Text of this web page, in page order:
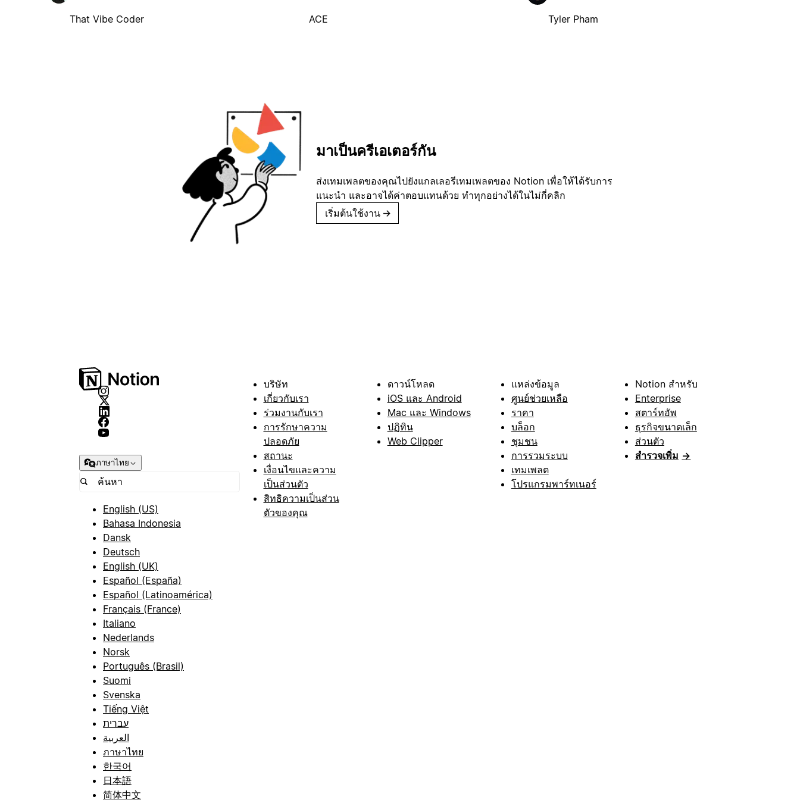
That Vibe Coder ACE Tyler Pham
มาเป็นครีเอเตอร์กัน
ส่งเทมเพลตของคุณไปยังแกลเลอรีเทมเพลตของ Notion เพื่อให้ได้รับการ
แนะนำ และอาจได้ค่าตอบแทนด้วย ทำทุกอย่างได้ในไม่กี่คลิก
เริ่มต้นใช้งาน →
ภาษาไทย
English (US)
Bahasa Indonesia
Dansk
Deutsch
English (UK)
Español (España)
Español (Latinoamérica)
Français (France)
Italiano
Nederlands
Norsk
Português (Brasil)
Suomi
Svenska
Tiếng Việt
עברית
العربية
ภาษาไทย
한국어
日本語
简体中文
บริษัท
เกี่ยวกับเรา
ร่วมงานกับเรา
การรักษาความ
ปลอดภัย
สถานะ
เงื่อนไขและความ
เป็นส่วนตัว
สิทธิความเป็นส่วน
ตัวของคุณ
ดาวน์โหลด
iOS และ Android
Mac และ Windows
ปฏิทิน
Web Clipper
แหล่งข้อมูล
ศูนย์ช่วยเหลือ
ราคา
บล็อก
ชุมชน
การรวมระบบ
เทมเพลต
โปรแกรมพาร์ทเนอร์
Notion สำหรับ
Enterprise
สตาร์ทอัพ
ธุรกิจขนาดเล็ก
ส่วนตัว
สำรวจเพิ่ม →